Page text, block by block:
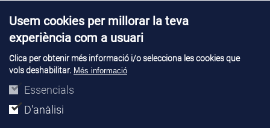
luis.figueras@imb-cnm.csic.es
Fleta Corral, Celeste
Extension: 435391
celeste.fleta@imb-cnm.csic.es
Usem cookies per millorar la teva
experiència com a usuari
Clica per obtenir més informació i/o selecciona les cookies que
vols deshabilitar. Més informació
Essencials
D'anàlisi